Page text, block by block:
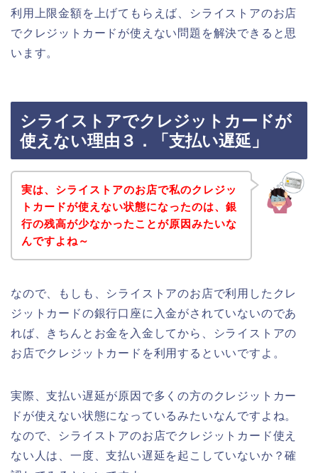
利用上限金額を上げてもらえば、シライストアのお店
でクレジットカードが使えない問題を解決できると思
います。
シライストアでクレジットカードが
使えない理由３．「支払い遅延」
実は、シライストアのお店で私のクレジッ
トカードが使えない状態になったのは、銀
行の残高が少なかったことが原因みたいな
んですよね～
なので、もしも、シライストアのお店で利用したクレ
ジットカードの銀行口座に入金がされていないのであ
れば、きちんとお金を入金してから、シライストアの
お店でクレジットカードを利用するといいですよ。
実際、支払い遅延が原因で多くの方のクレジットカー
ドが使えない状態になっているみたいなんですよね。
なので、シライストアのお店でクレジットカード使え
ない人は、一度、支払い遅延を起こしていないか？確